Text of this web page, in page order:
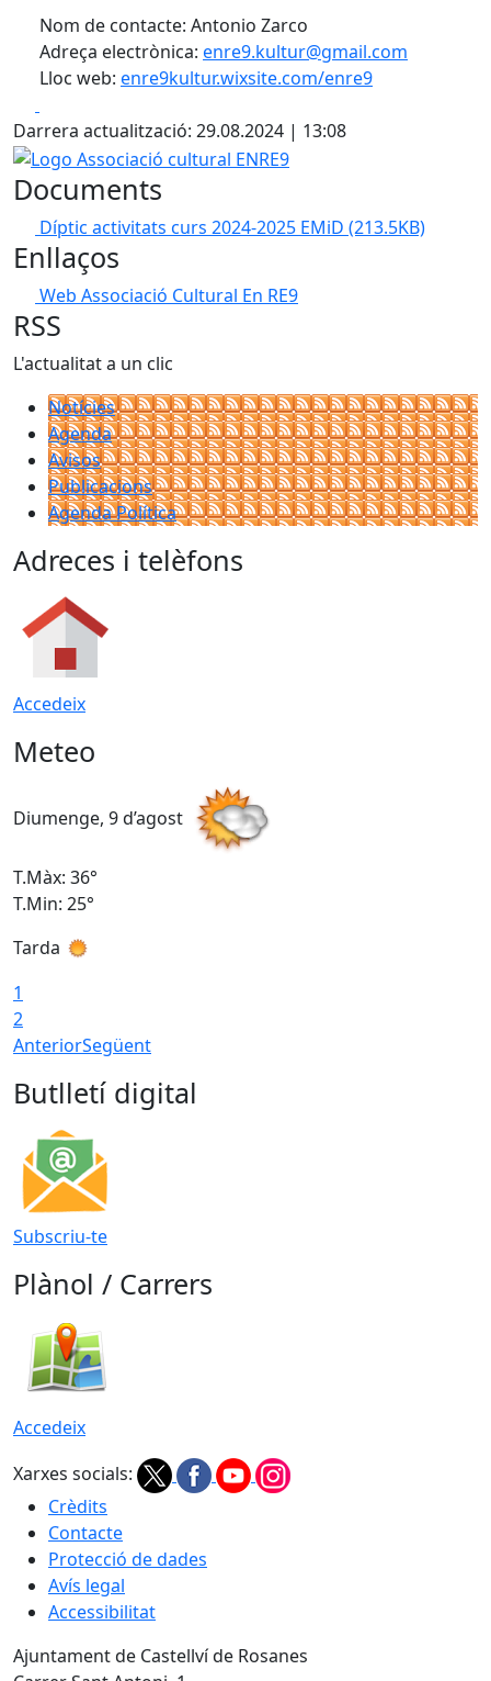
Nom de contacte: Antonio Zarco
Adreça electrònica: enre9.kultur@gmail.com
Lloc web: enre9kultur.wixsite.com/enre9
Darrera actualització: 29.08.2024 | 13:08
Logo Associació cultural ENRE9
Documents
Díptic activitats curs 2024-2025 EMiD (213.5KB)
Enllaços
Web Associació Cultural En RE9
RSS
L'actualitat a un clic
Notícies
Agenda
Avisos
Publicacions
Agenda Política
Adreces i telèfons
Accedeix
Meteo
Diumenge, 9 d’agost
T.Màx: 36°
T.Min: 25°
Tarda
1
2
AnteriorSegüent
Butlletí digital
Subscriu-te
Plànol / Carrers
Accedeix
Xarxes socials:
Crèdits
Contacte
Protecció de dades
Avís legal
Accessibilitat
Ajuntament de Castellví de Rosanes